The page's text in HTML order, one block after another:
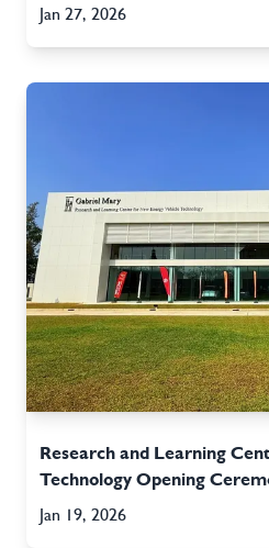
(Localization) และเสริมสร้างค
Jan 27, 2026
Research and Learning
Technology Opening
Jan 19, 2026